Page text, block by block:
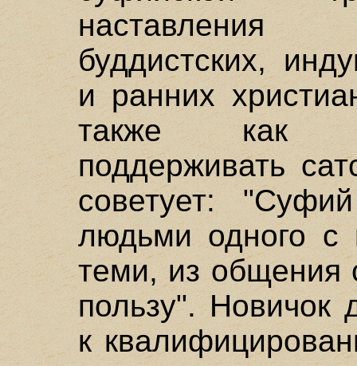
наставления
буддистских,
и ранних
также как
поддерживать
советует:
людьми одного с
теми, из общения
пользу". Новичок
к